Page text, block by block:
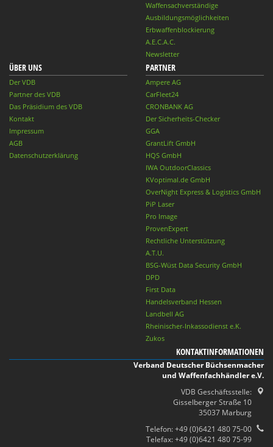
Waffensachverständige
Ausbildungsmöglichkeiten
Erbwaffenblockierung
A.E.C.A.C.
Newsletter
ÜBER UNS
Der VDB
Partner des VDB
Das Präsidium des VDB
Kontakt
Impressum
AGB
Datenschutzerklärung
PARTNER
Ampere AG
CarFleet24
CRONBANK AG
Der Sicherheits-Checker
GGA
GrantLift GmbH
HQS GmbH
IWA OutdoorClassics
KVoptimal.de GmbH
OverNight Express & Logistics GmbH
PiP Laser
Pro Image
ProvenExpert
Rechtliche Unterstützung
A.T.U.
BSG-Wüst Data Security GmbH
DPD
First Data
Handelsverband Hessen
Landbell AG
Rheinischer-Inkassodienst e.K.
Zukos
KONTAKTINFORMATIONEN
Verband Deutscher Büchsenmacher
und Waffenfachhändler e.V.
VDB Geschäftsstelle:
Gisselberger Straße 10
35037 Marburg
Telefon: +49 (0)6421 480 75-00
Telefax: +49 (0)6421 480 75-99